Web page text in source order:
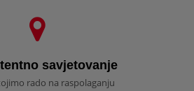
savjetovanje
rado na raspolaganju